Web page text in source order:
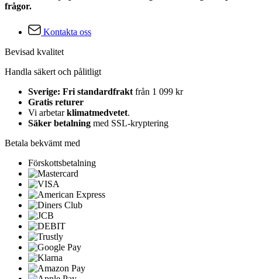
frågor.
Kontakta oss
Bevisad kvalitet
Handla säkert och pålitligt
Sverige: Fri standardfrakt från 1 099 kr
Gratis returer
Vi arbetarklimatmedvetet.
Säker betalning med SSL-kryptering
Betala bekvämt med
Förskottsbetalning